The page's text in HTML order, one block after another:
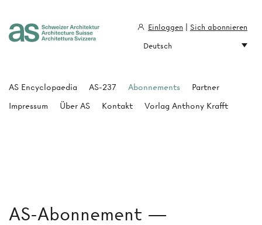
AS-Abonnement —
AS Encyclopaedia AS-237 Abonnements
Partner
Impressum
Über AS Kontakt Vorlag Anthony Krafft
Einloggen
Sich abonnieren
Deutsch